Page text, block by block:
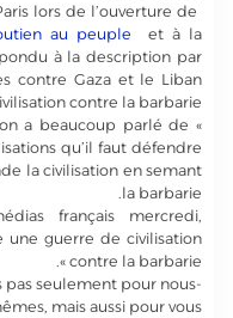
lors de l’ouverture de
au peuple et à la
à la description par
contre Gaza et le Liban
contre la barbarie ».
a beaucoup parlé de «
qu’il faut défendre
la civilisation en semant
la barbarie.
français mercredi,
une guerre de civilisation
contre la barbarie ».
pas seulement pour nous-
mais aussi pour vous. »